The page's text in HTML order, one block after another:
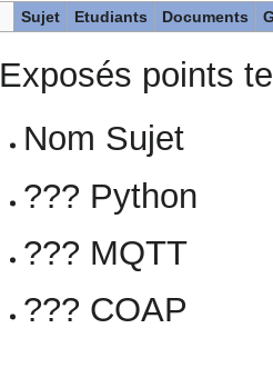
Sujet
Etudiants Documents
Exposés points
Nom Sujet
??? Python
??? MQTT
??? COAP